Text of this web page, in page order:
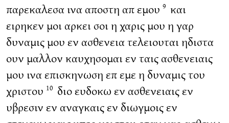
παρεκαλεσα ινα αποστη απ εμου 9 και
ειρηκεν μοι αρκει σοι η χαρις μου η γαρ
δυναμις μου εν ασθενεια τελειουται ηδιστα
ουν μαλλον καυχησομαι εν ταις ασθενειαις
μου ινα επισκηνωση επ εμε η δυναμις του
χριστου 10 διο ευδοκω εν ασθενειαις εν
υβρεσιν εν αναγκαις εν διωγμοις εν